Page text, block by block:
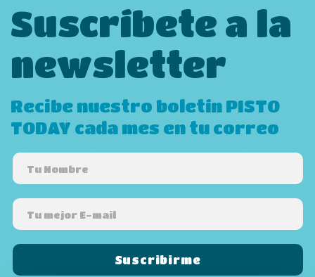
Suscríbete a la
newsletter
Recibe nuestro boletín PISTO
TODAY cada mes en tu correo